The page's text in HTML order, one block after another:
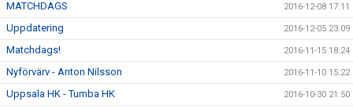
MATCHDAGS 2016-12-08 17:11
Uppdatering 2016-12-05 23:09
Matchdags! 2016-11-15 18:24
Nyförvärv - Anton Nilsson 2016-11-10 15:22
Uppsala HK - Tumba HK 2016-10-30 21:50